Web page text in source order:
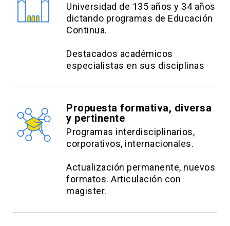
Universidad de 135 años y 34 años
dictando programas de Educación
Continua.
Destacados académicos
especialistas en sus disciplinas
Propuesta formativa, diversa
y pertinente
Programas interdisciplinarios,
corporativos, internacionales.
Actualización permanente, nuevos
formatos. Articulación con
magister.